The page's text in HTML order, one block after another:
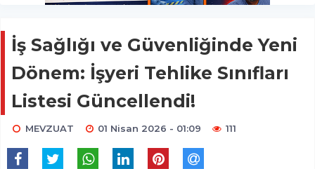
İş Sağlığı ve Güvenliğinde Yeni
Dönem: İşyeri Tehlike Sınıfları
Listesi Güncellendi!
MEVZUAT 01 Nisan 2026 - 01:09 111